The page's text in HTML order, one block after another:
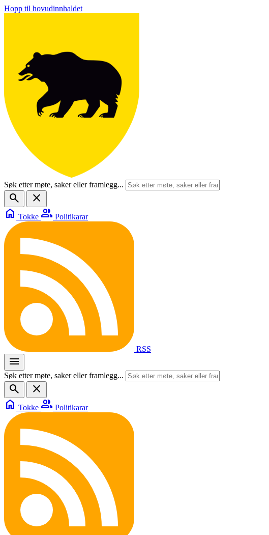
Hopp til hovudinnhaldet
Søk etter møte, saker eller framlegg...
search
close
home Tokke group Politikarar
RSS
menu
Søk etter møte, saker eller framlegg...
search
close
home Tokke group Politikarar